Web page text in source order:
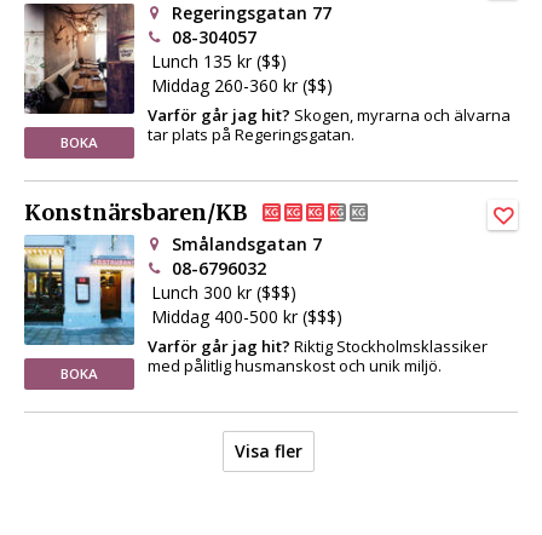
BOKA
Regeringsgatan 77
08-304057
Lunch 135 kr ($$)
Middag 260-360 kr ($$)
Varför går jag hit? Skogen, myrarna och älvarna
tar plats på Regeringsgatan.
Konstnärsbaren/KB
BOKA
Smålandsgatan 7
08-6796032
Lunch 300 kr ($$$)
Middag 400-500 kr ($$$)
Varför går jag hit? Riktig Stockholmsklassiker
med pålitlig husmanskost och unik miljö.
Visa fler